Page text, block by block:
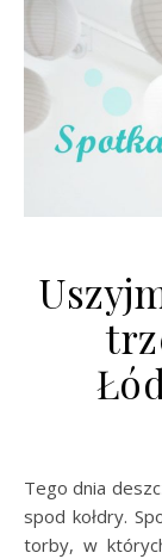
Tego dnia deszczowa aura nie zachęcała do wynurzenia się
spod kołdry.
torby, w